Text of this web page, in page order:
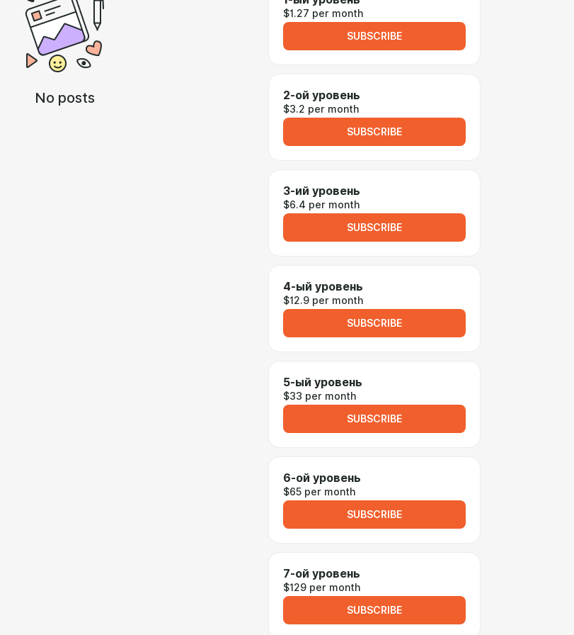
No posts
$1.27 per month
SUBSCRIBE
2-ой уровень
$3.2 per month
SUBSCRIBE
3-ий уровень
$6.4 per month
SUBSCRIBE
4-ый уровень
$12.9 per month
SUBSCRIBE
5-ый уровень
$33 per month
SUBSCRIBE
6-ой уровень
$65 per month
SUBSCRIBE
7-ой уровень
$129 per month
SUBSCRIBE